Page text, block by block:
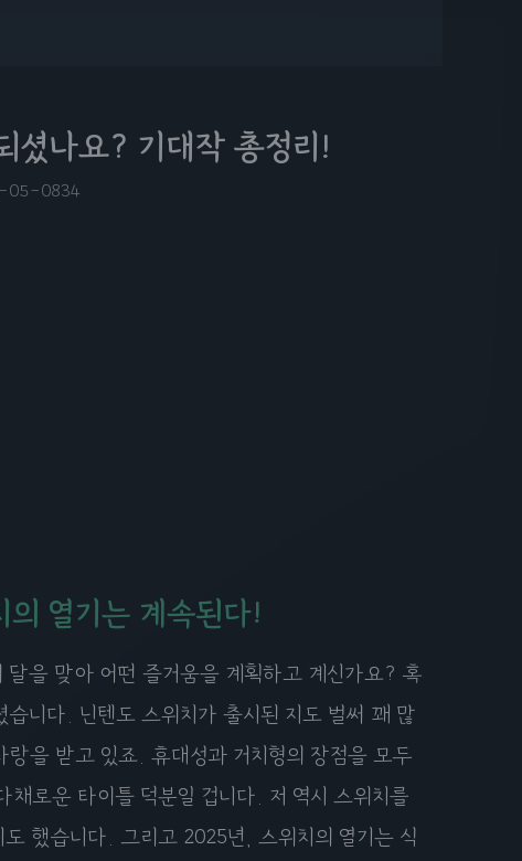
셨나요? 기대작 총정리!
05-0834
열기는 계속된다!
을 맞아 어떤 즐거움을 계획하고 계신가요? 혹
니다. 닌텐도 스위치가 출시된 지도 벌써 꽤 많
랑을 받고 있죠. 휴대성과 거치형의 장점을 모두
로운 타이틀 덕분일 겁니다. 저 역시 스위치를
했습니다. 그리고 2025년, 스위치의 열기는 식